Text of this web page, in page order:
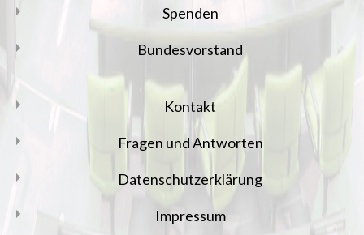
Spenden
Bundesvorstand
Kontakt
Fragen und Antworten
Datenschutzerklärung
Impressum